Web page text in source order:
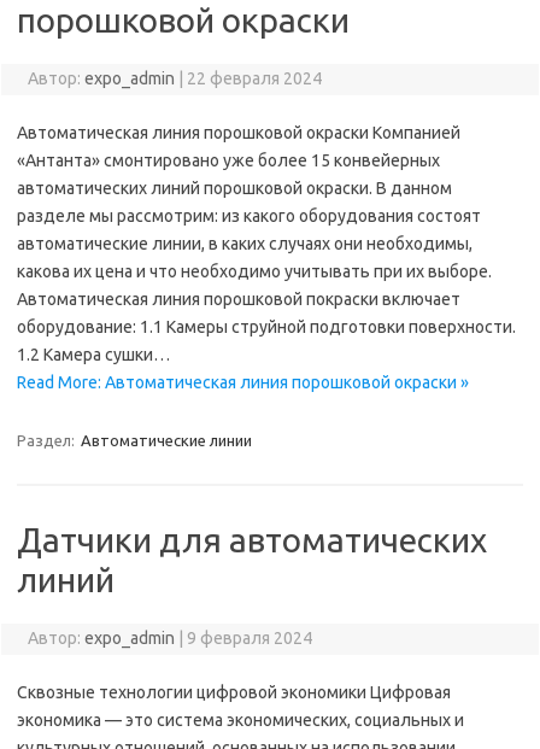
порошковой окраски
Автор: expo_admin 22 февраля 2024
Автоматическая линия порошковой окраски Компанией
«Антанта» смонтировано уже более 15 конвейерных
автоматических линий порошковой окраски. В данном
разделе мы рассмотрим: из какого оборудования состоят
автоматические линии, в каких случаях они необходимы,
какова их цена и что необходимо учитывать при их выборе.
Автоматическая линия порошковой покраски включает
оборудование: 1.1 Камеры струйной подготовки поверхности.
1.2 Камера сушки…
Read More: Автоматическая линия порошковой окраски »
Раздел: Автоматические линии
Датчики для автоматических
линий
Автор: expo_admin 9 февраля 2024
Сквозные технологии цифровой экономики Цифровая
экономика — это система экономических, социальных и